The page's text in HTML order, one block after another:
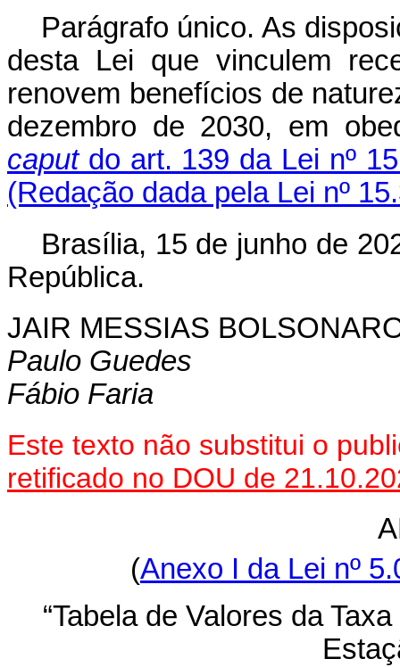
Parágrafo único. As
desta Lei que vinculem
renovem benefícios de
dezembro de 2030, em
caputdo art. 139 da Lei nº
(Redação dada pela Lei nº
Brasília, 15 de junho de
República.
JAIR MESSIAS
Paulo Guedes
Fábio Faria
Este texto não substitui o
retificado no DOU de
(Anexo I da Lei nº
“Tabela de Valores da